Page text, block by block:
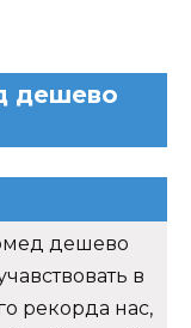
дешево
дешево
в
рекорда нас,